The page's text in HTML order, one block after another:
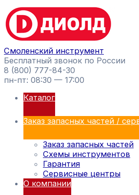
Перейти
к
содержимому
Смоленский инструмент
Бесплатный звонок по России
8 (800) 777-84-30
пн-пт: 08:30 — 17:00
Каталог
Заказ запасных частей /
Заказ запасных частей
Схемы инструментов
Гарантия
Сервисные центры
О компании
Поиск
товаров